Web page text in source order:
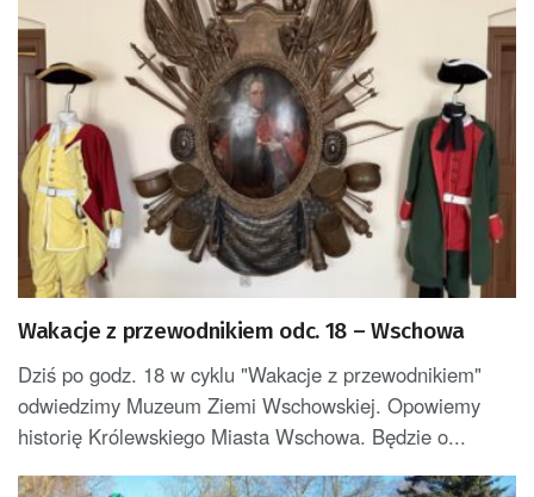
Wakacje z przewodnikiem odc. 18 – Wschowa
Dziś po godz. 18 w cyklu "Wakacje z przewodnikiem"
odwiedzimy Muzeum Ziemi Wschowskiej. Opowiemy
historię Królewskiego Miasta Wschowa. Będzie o...